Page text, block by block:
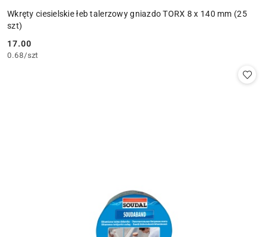
Wkręty ciesielskie łeb talerzowy gniazdo TORX 8 x 140 mm (25
szt)
Cena:
17.00
0.68/szt